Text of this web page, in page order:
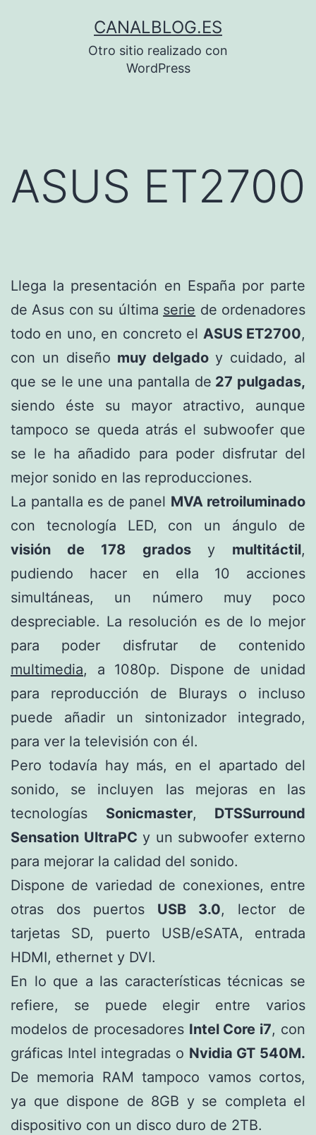
CANALBLOG.ES
Otro sitio realizado con
WordPress
ASUS ET2700
Llega la presentación en España por parte
de Asus con su última serie de ordenadores
todo en uno, en concreto el ASUS ET2700,
con un diseño muy delgadoy cuidado, al
que se le une una pantalla de 27 pulgadas,
siendo éste su mayor atractivo, aunque
tampoco se queda atrás el subwoofer que
se le ha añadido para poder disfrutar del
mejor sonido en las reproducciones.
La pantalla es de panel MVA retroiluminado
con tecnología LED, con un ángulo de
visión de 178 grados y multitáctil,
pudiendo hacer en ella 10 acciones
simultáneas, un número muy poco
despreciable. La resolución es de lo mejor
para poder disfrutar de contenido
multimedia, a 1080p. Dispone de unidad
para reproducción de Blurays o incluso
puede añadir un sintonizador integrado,
para ver la televisión con él.
Pero todavía hay más, en el apartado del
sonido, se incluyen las mejoras en las
tecnologías Sonicmaster, DTSSurround
Sensation UltraPC y un subwoofer externo
para mejorar la calidad del sonido.
Dispone de variedad de conexiones, entre
otras dos puertos USB 3.0, lector de
tarjetas SD, puerto USB/eSATA, entrada
HDMI, ethernet y DVI.
En lo que a las características técnicas se
refiere, se puede elegir entre varios
modelos de procesadores Intel Core i7, con
gráficas Intel integradas o Nvidia GT 540M.
De memoria RAM tampoco vamos cortos,
ya que dispone de 8GB y se completa el
dispositivo con un disco duro de 2TB.